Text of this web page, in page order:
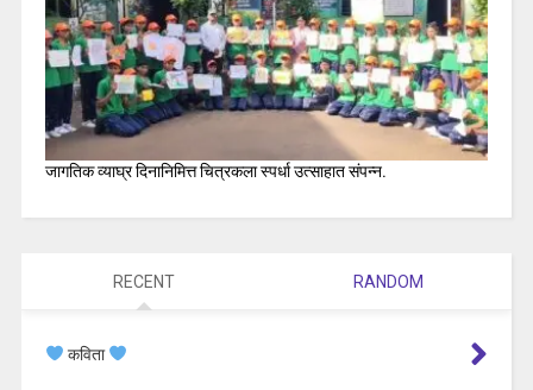
जागतिक व्याघ्र दिनानिमित्त चित्रकला स्पर्धा उत्साहात संपन्न.
RECENT RANDOM
कविता